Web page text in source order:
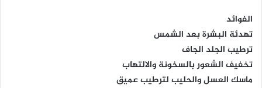
الفوائد
تهدئة البشرة بعد الشمس
ترطيب الجلد الجاف
تخفيف الشعور بالسخونة والالتهاب
ماسك العسل والحليب لترطيب عميق